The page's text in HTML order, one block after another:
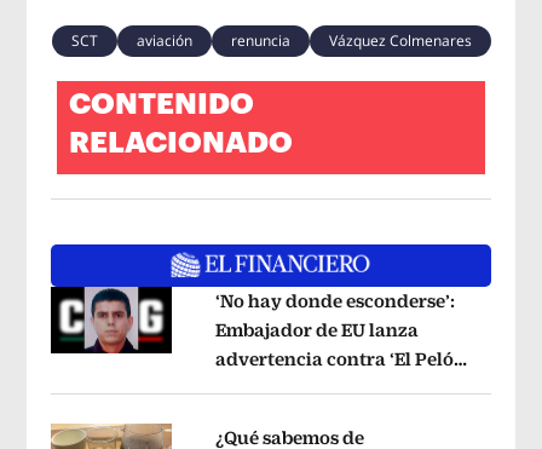
SCT aviación renuncia Vázquez Colmenares
CONTENIDO
RELACIONADO
Opens in new window
‘No hay donde esconderse’:
Embajador de EU lanza
advertencia contra ‘El Pelón’,
¿Qué sabemos de